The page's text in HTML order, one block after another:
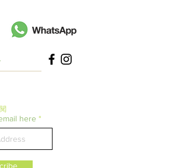
here